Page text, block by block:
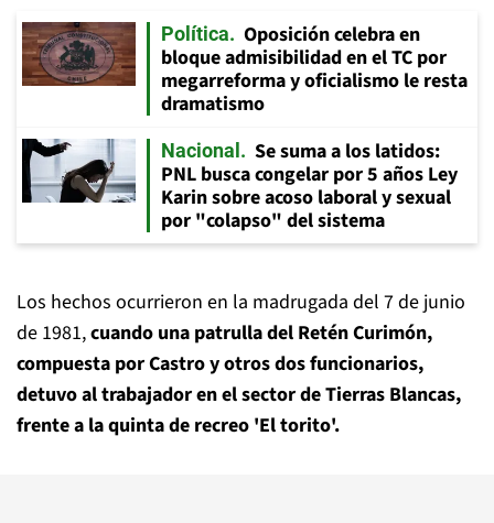
Política
Oposición celebra en
bloque admisibilidad en el TC por
megarreforma y oficialismo le resta
dramatismo
Nacional
Se suma a los latidos:
PNL busca congelar por 5 años Ley
Karin sobre acoso laboral y sexual
por "colapso" del sistema
Los hechos ocurrieron en la madrugada del 7 de junio
de 1981,cuando una patrulla del Retén Curimón,
compuesta por Castro y otros dos funcionarios,
detuvo al trabajador en el sector de Tierras Blancas,
frente a la quinta de recreo 'El torito'.